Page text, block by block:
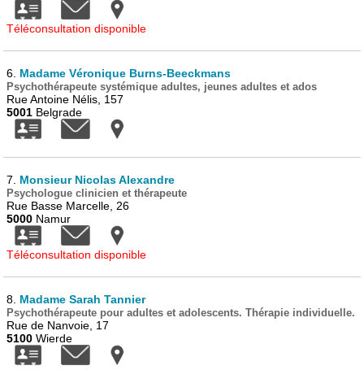
Téléconsultation disponible
6. Madame Véronique Burns-Beeckmans
Psychothérapeute systémique adultes, jeunes adultes et ados
Rue Antoine Nélis, 157
5001 Belgrade
7. Monsieur Nicolas Alexandre
Psychologue clinicien et thérapeute
Rue Basse Marcelle, 26
5000 Namur
Téléconsultation disponible
8. Madame Sarah Tannier
Psychothérapeute pour adultes et adolescents. Thérapie individuelle.
Rue de Nanvoie, 17
5100 Wierde